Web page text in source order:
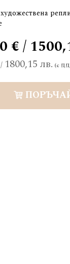
1800,15 лв.
€ /